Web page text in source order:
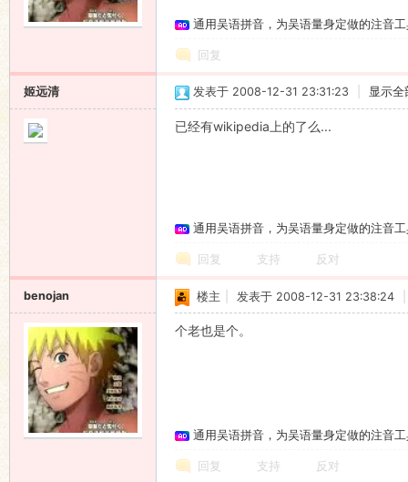
通用吴语拼音，为吴语量身定做的注音
回复
姬远清 发表于 2008-12-31 23:31:23 显示全
已经有wikipedia上的了么...
通用吴语拼音，为吴语量身定做的注音
回复 支持 反对
benojan 楼主 发表于 2008-12-31 23:38:24
个老也是个。
通用吴语拼音，为吴语量身定做的注音
回复 支持 反对